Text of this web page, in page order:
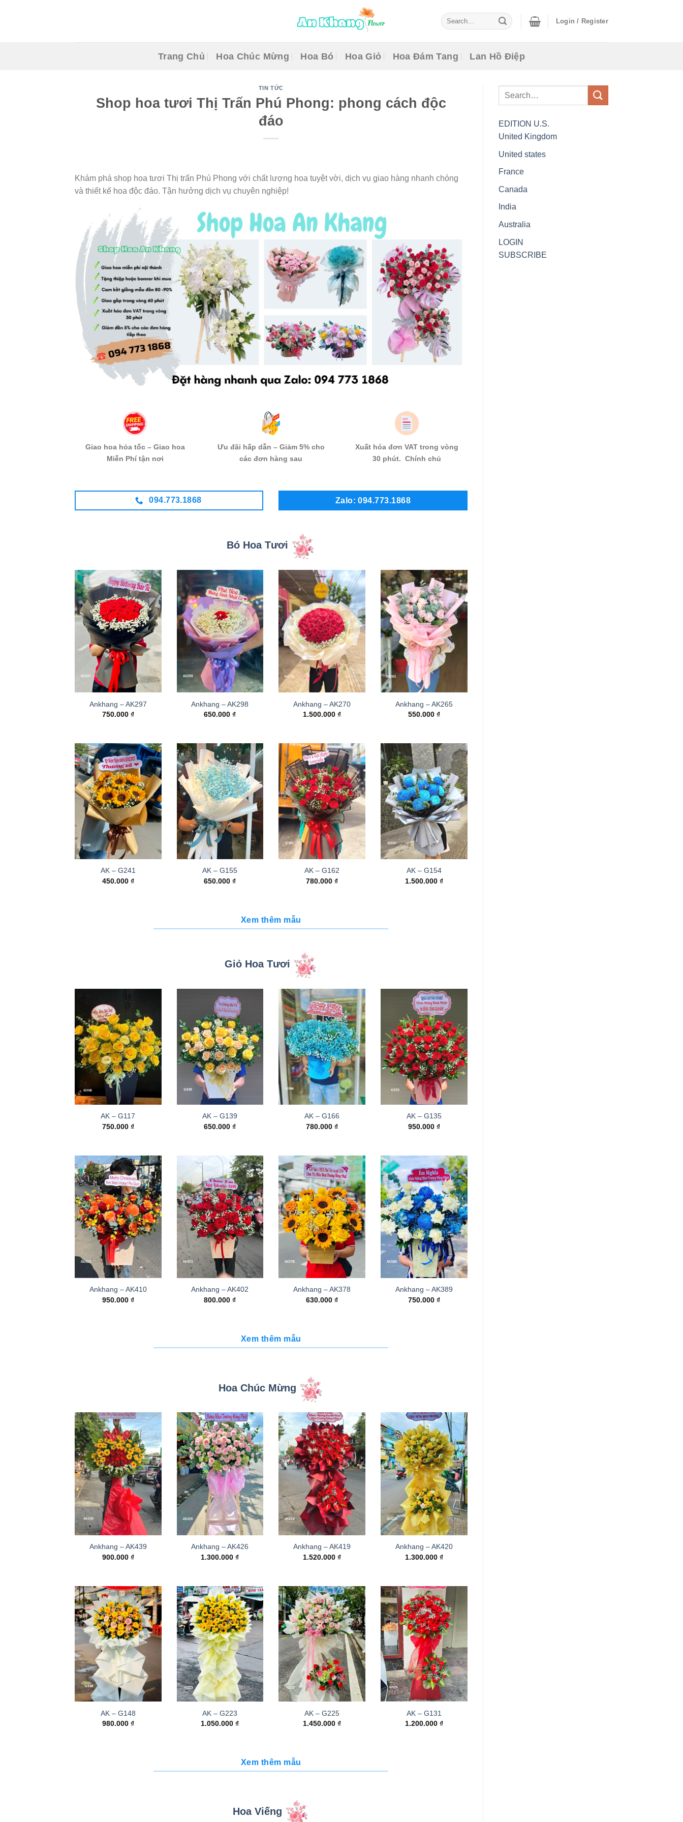
Search
for:
Login / Register
Trang Chủ Hoa Chúc Mừng Hoa Bó Hoa Giỏ Hoa Đám Tang Lan Hồ Điệp
TIN TỨC
Shop hoa tươi Thị Trấn Phú Phong: phong cách độc
đáo
Khám phá shop hoa tươi Thị trấn Phú Phong với chất lượng hoa tuyệt vời, dịch vụ giao hàng nhanh chóng
và thiết kế hoa độc đáo. Tận hưởng dịch vụ chuyên nghiệp!
Giao hoa hỏa tốc – Giao hoa
Miễn Phí tận nơi
Ưu đãi hấp dẫn – Giảm 5% cho
các đơn hàng sau
Xuất hóa đơn VAT trong vòng
30 phút. Chính chủ
094.773.1868 Zalo: 094.773.1868
Bó Hoa Tươi
Ankhang – AK297
750.000 ₫
Ankhang – AK298
650.000₫
Ankhang – AK270
1.500.000₫
Ankhang – AK265
550.000 ₫
AK – G241
450.000 ₫
AK – G155
650.000₫
AK – G162
780.000₫
AK – G154
1.500.000 ₫
Xem thêm mẫu
Giỏ Hoa Tươi
AK – G117
750.000 ₫
AK – G139
650.000₫
AK – G166
780.000₫
AK – G135
950.000 ₫
Ankhang – AK410
950.000 ₫
Ankhang – AK402
800.000₫
Ankhang – AK378
630.000₫
Ankhang – AK389
750.000 ₫
Xem thêm mẫu
Hoa Chúc Mừng
Ankhang – AK439
900.000 ₫
Ankhang – AK426
1.300.000₫
Ankhang – AK419
1.520.000₫
Ankhang – AK420
1.300.000 ₫
AK – G148
980.000 ₫
AK – G223
1.050.000₫
AK – G225
1.450.000₫
AK – G131
1.200.000 ₫
Xem thêm mẫu
Hoa Viếng
EDITION U.S.
United Kingdom
United states
France
Canada
India
Australia
LOGIN
SUBSCRIBE